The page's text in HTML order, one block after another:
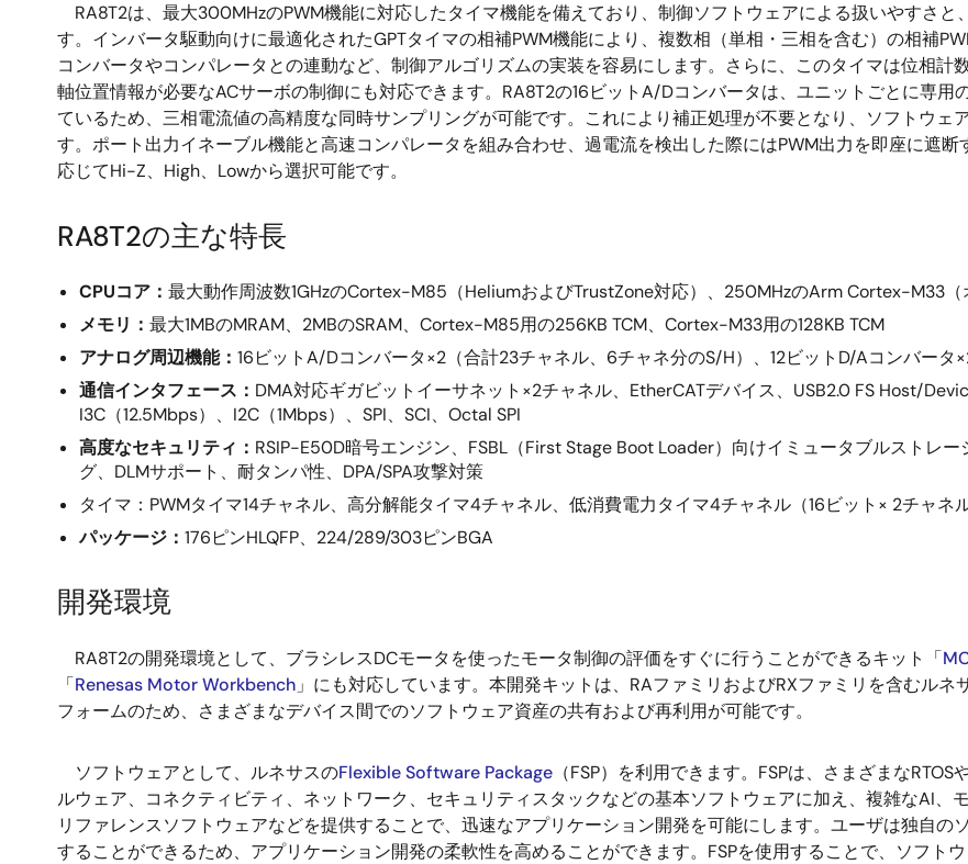
RA8T2は、最大300MHzのPWM機能に対応したタイマ機能を備えており、制御ソフトウェアによる扱いやすさと
す。インバータ駆動向けに最適化されたGPTタイマの相補PWM機能により、複数相（単相・三相を含む）の相補
コンバータやコンパレータとの連動など、制御アルゴリズムの実装を容易にします。さらに、このタイマは位相計
軸位置情報が必要なACサーボの制御にも対応できます。RA8T2の16ビットA/Dコンバータは、ユニットごとに専
ているため、三相電流値の高精度な同時サンプリングが可能です。これにより補正処理が不要となり、ソフトウェ
す。ポート出力イネーブル機能と高速コンパレータを組み合わせ、過電流を検出した際にはPWM出力を即座に遮
応じてHi-Z、High、Lowから選択可能です。
RA8T2の主な特長
CPUコア： 最大動作周波数1GHzのCortex-M85（HeliumおよびTrustZone対応）、250MHzのArm Cortex-M33（
メモリ： 最大1MBのMRAM、2MBのSRAM、Cortex-M85用の256KB TCM、Cortex-M33用の128KB TCM
アナログ周辺機能： 16ビットA/Dコンバータ×2（合計23チャネル、6チャネ分のS/H）、12ビットD/Aコンバー
通信インタフェース： DMA対応ギガビットイーサネット×2チャネル、EtherCATデバイス、USB2.0 FS Host/
I3C（12.5Mbps）、I2C（1Mbps）、SPI、SCI、Octal SPI
高度なセキュリティ： RSIP-E50D暗号エンジン、FSBL（First Stage Boot Loader）向けイミュータブルストレ
グ、DLMサポート、耐タンパ性、DPA/SPA攻撃対策
タイマ：PWMタイマ14チャネル、高分解能タイマ4チャネル、低消費電力タイマ4チャネル（16ビット× 2チャネ
パッケージ： 176ピンHLQFP、224/289/303ピンBGA
開発環境
RA8T2の開発環境として、ブラシレスDCモータを使ったモータ制御の評価をすぐに行うことができるキット「
「Renesas Motor Workbench 」にも対応しています。本開発キットは、RAファミリおよびRXファミリを含むル
フォームのため、さまざまなデバイス間でのソフトウェア資産の共有および再利用が可能です。
ソフトウェアとして、ルネサスのFlexible Software Package （FSP）を利用できます。FSPは、さまざまな
ルウェア、コネクティビティ、ネットワーク、セキュリティスタックなどの基本ソフトウェアに加え、複雑なAI、
リファレンスソフトウェアなどを提供することで、迅速なアプリケーション開発を可能にします。ユーザは独自の
することができるため、アプリケーション開発の柔軟性を高めることができます。FSPを使用することで、ソフト